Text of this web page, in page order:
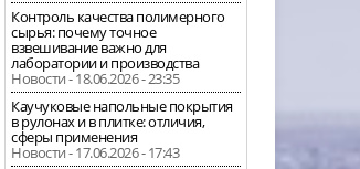
Контроль качества полимерного
сырья: почему точное
взвешивание важно для
лаборатории и производства
Новости - 18.06.2026 - 23:35
Каучуковые напольные покрытия
в рулонах и в плитке: отличия,
сферы применения
Новости - 17.06.2026 - 17:43